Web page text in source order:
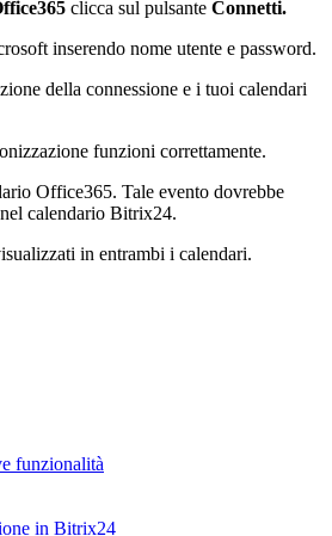
clicca sul pulsante Connetti.
inserendo nome utente e password.
della connessione e i tuoi calendari
funzioni correttamente.
Office365. Tale evento dovrebbe
calendario Bitrix24.
in entrambi i calendari.
funzionalità
in Bitrix24